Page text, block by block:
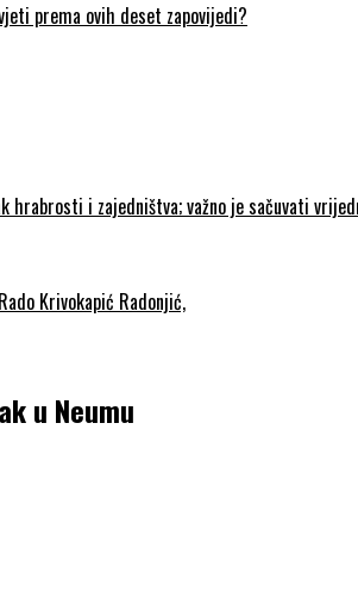
prema ovih deset zapovijedi?
hrabrosti i zajedništva; važno je sačuvati
Krivokapić Radonjić,
u Neumu